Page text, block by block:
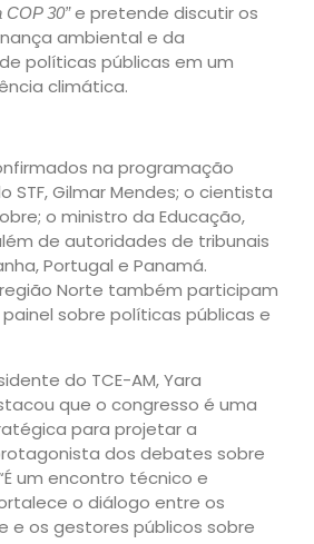
30”e pretende discutir os
ambiental e da
políticas públicas em um
climática.
na programação
STF, Gilmar Mendes; o cientista
o ministro da Educação,
de autoridades de tribunais
Portugal e Panamá.
Norte também participam
sobre políticas públicas e
do TCE-AM, Yara
que o congresso é uma
para projetar a
dos debates sobre
um encontro técnico e
o diálogo entre os
e os gestores públicos sobre